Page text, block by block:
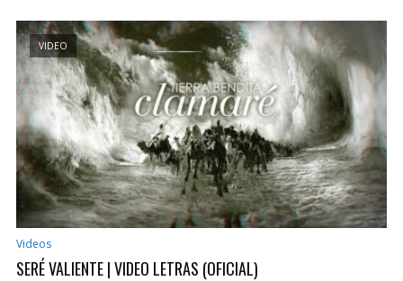
VIDEO
Videos
SERÉ VALIENTE | VIDEO LETRAS (OFICIAL)